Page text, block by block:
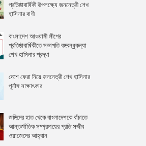
প্রতিষ্ঠাবার্ষিকী উপলক্ষ্যে জননেত্রী শেখ
হাসিনার বাণী
বাংলাদেশ আওয়ামী লীগের
প্রতিষ্ঠাবার্ষিকীতে সভাপতি বঙ্গবন্ধুকন্যা
শেখ হাসিনার শ্রদ্ধা
দেশে ফেরা নিয়ে জননেত্রী শেখ হাসিনার
পূর্নাঙ্গ সাক্ষাৎকার
জঙ্গিদের হাত থেকে বাংলাদেশকে বাঁচাতে
আন্তর্জাতিক সম্প্রদায়ের প্রতি সজীব
ওয়াজেদের আহ্বান